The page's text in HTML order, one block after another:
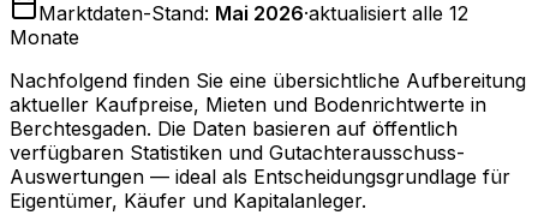
Marktdaten-Stand: Mai 2026·aktualisiert alle 12
Monate
Nachfolgend finden Sie eine übersichtliche Aufbereitung
aktueller Kaufpreise, Mieten und Bodenrichtwerte in
Berchtesgaden. Die Daten basieren auf öffentlich
verfügbaren Statistiken und Gutachterausschuss-
Auswertungen — ideal als Entscheidungsgrundlage für
Eigentümer, Käufer und Kapitalanleger.